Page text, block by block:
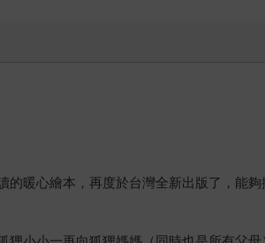
的暖心繪本，再度於台灣全新出版了，能